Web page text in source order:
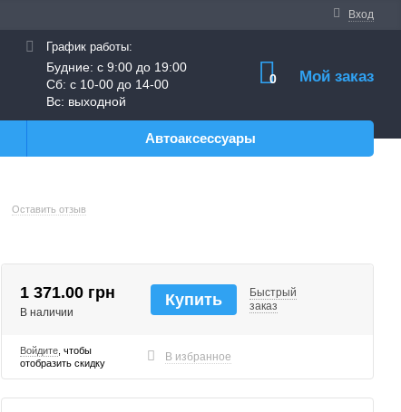
Вход
График работы:
Будние: с 9:00 до 19:00
Сб: с 10-00 до 14-00
Вс: выходной
0 Мой заказ
Автоаксессуары
Оставить отзыв
1 371.00 грн
В наличии
Купить
Быстрый
заказ
Войдите , чтобы
отобразить скидку
В избранное